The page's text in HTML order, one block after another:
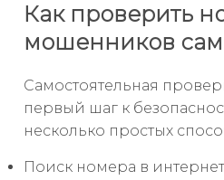
Как проверить
мошенников
Самостоятельная
первый шаг к
несколько простых
Поиск номера в